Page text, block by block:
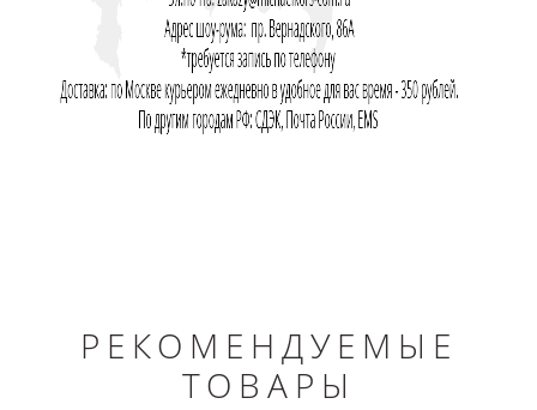
РЕКОМЕНДУЕМЫЕ
ТОВАРЫ